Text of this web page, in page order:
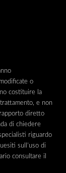
o
costituire la
e non
diretto
di chiedere
riguardo
sull’uso di
consultare il